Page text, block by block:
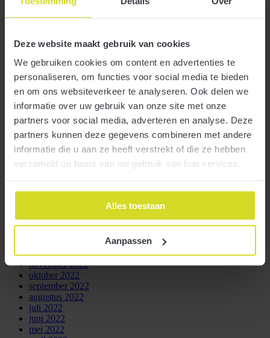
Deze website maakt gebruik van cookies
We gebruiken cookies om content en advertenties te
personaliseren, om functies voor social media te bieden
en om ons websiteverkeer te analyseren. Ook delen we
informatie over uw gebruik van onze site met onze
partners voor social media, adverteren en analyse. Deze
partners kunnen deze gegevens combineren met andere
informatie die u aan ze heeft verstrekt of die ze hebben
verzameld op basis van uw gebruik van hun services.
Alles toestaan
Aanpassen
november 2024
oktober 2024
juli 2024
juni 2024
mei 2024
april 2024
maart 2024
februari 2024
januari 2024
december 2023
november 2023
oktober 2023
september 2023
augustus 2023
maart 2023
december 2022
november 2022
oktober 2022
september 2022
augustus 2022
juli 2022
juni 2022
mei 2022